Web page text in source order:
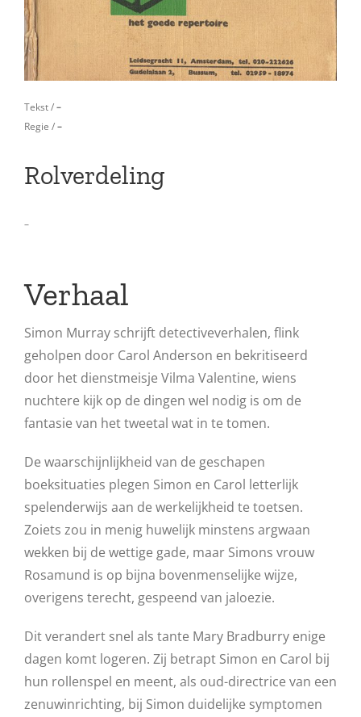
Tekst /–
Regie /–
Rolverdeling
–
Verhaal
Simon Murray schrijft detectiveverhalen, flink
geholpen door Carol Anderson en bekritiseerd
door het dienstmeisje Vilma Valentine, wiens
nuchtere kijk op de dingen wel nodig is om de
fantasie van het tweetal wat in te tomen.
De waarschijnlijkheid van de geschapen
boeksituaties plegen Simon en Carol letterlijk
spelenderwijs aan de werkelijkheid te toetsen.
Zoiets zou in menig huwelijk minstens argwaan
wekken bij de wettige gade, maar Simons vrouw
Rosamund is op bijna bovenmenselijke wijze,
overigens terecht, gespeend van jaloezie.
Dit verandert snel als tante Mary Bradburry enige
dagen komt logeren. Zij betrapt Simon en Carol bij
hun rollenspel en meent, als oud-directrice van een
zenuwinrichting, bij Simon duidelijke symptomen